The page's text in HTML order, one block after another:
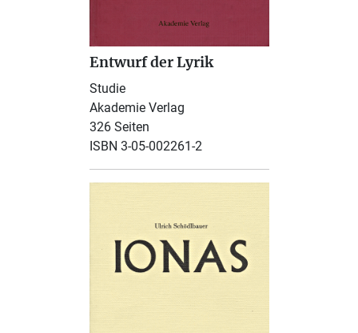
Entwurf der Lyrik
Studie
Akademie Verlag
326 Seiten
ISBN 3-05-002261-2